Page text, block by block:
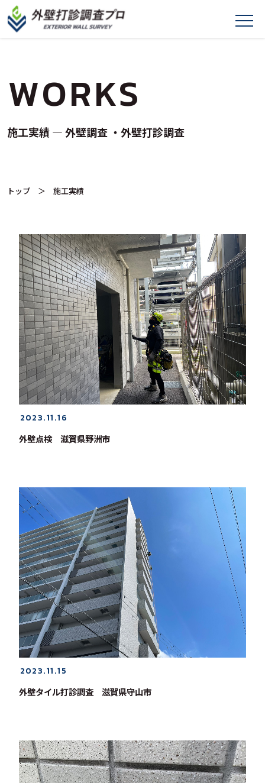
WORKS
施工実績 ― 外壁調査 ・外壁打診調査
トップ ＞ 施工実績
2023.11.16
外壁点検 滋賀県野洲市
2023.11.15
外壁タイル打診調査 滋賀県守山市